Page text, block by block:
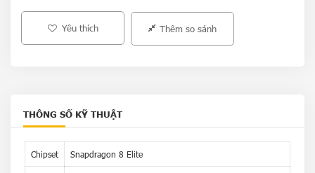
Yêu thích Thêm so sánh
THÔNG SỐ KỸ THUẬT
Chipset Snapdragon 8 Elite